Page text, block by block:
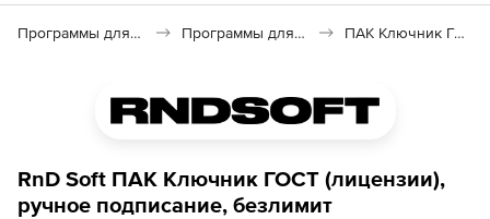
Программы для программирования Программы для разработки ПО ПАК Ключник ГОСТ
RnD Soft ПАК Ключник ГОСТ (лицензии),
ручное подписание, безлимит